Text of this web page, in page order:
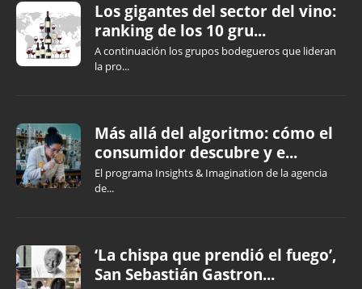
Los gigantes del sector del vino:
ranking de los 10 gru...
A continuación los grupos bodegueros que lideran
la pro...
Más allá del algoritmo: cómo el
consumidor descubre y e...
El programa Insights & Imagination de la agencia
de...
‘La chispa que prendió el fuego’,
San Sebastián Gastron...